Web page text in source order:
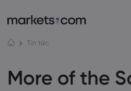
Tin tức
More of the